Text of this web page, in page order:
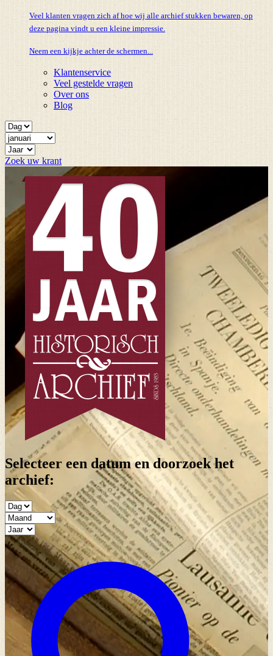
Veel klanten vragen zich af hoe wij alle archief stukken bewaren, op
deze pagina vindt u een kleine impressie.
Neem een kijkje achter de schermen...
Klantenservice
Veel gestelde vragen
Over ons
Blog
Zoek uw krant
Selecteer een datum en doorzoek het
archief: